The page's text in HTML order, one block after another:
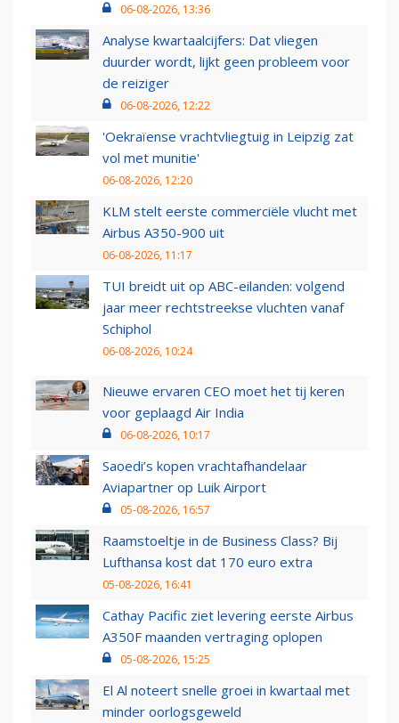
06-08-2026, 13:36
Analyse kwartaalcijfers: Dat vliegen
duurder wordt, lijkt geen probleem voor
de reiziger
06-08-2026, 12:22
'Oekraïense vrachtvliegtuig in Leipzig zat
vol met munitie'
06-08-2026, 12:20
KLM stelt eerste commerciële vlucht met
Airbus A350-900 uit
06-08-2026, 11:17
TUI breidt uit op ABC-eilanden: volgend
jaar meer rechtstreekse vluchten vanaf
Schiphol
06-08-2026, 10:24
Nieuwe ervaren CEO moet het tij keren
voor geplaagd Air India
06-08-2026, 10:17
Saoedi’s kopen vrachtafhandelaar
Aviapartner op Luik Airport
05-08-2026, 16:57
Raamstoeltje in de Business Class? Bij
Lufthansa kost dat 170 euro extra
05-08-2026, 16:41
Cathay Pacific ziet levering eerste Airbus
A350F maanden vertraging oplopen
05-08-2026, 15:25
El Al noteert snelle groei in kwartaal met
minder oorlogsgeweld